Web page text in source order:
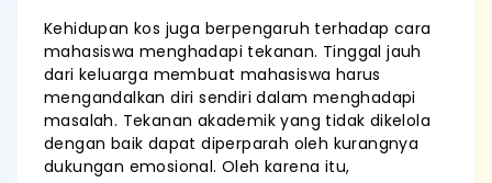
Kehidupan kos juga berpengaruh terhadap cara
mahasiswa menghadapi tekanan. Tinggal jauh
dari keluarga membuat mahasiswa harus
mengandalkan diri sendiri dalam menghadapi
masalah. Tekanan akademik yang tidak dikelola
dengan baik dapat diperparah oleh kurangnya
dukungan emosional. Oleh karena itu,